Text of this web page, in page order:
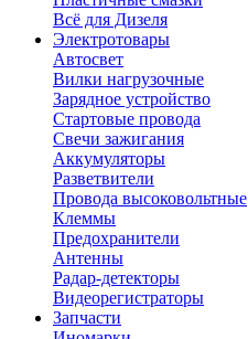
Всё для Дизеля
Электротовары
Автосвет
Вилки нагрузочные
Зарядное устройство
Стартовые провода
Свечи зажигания
Аккумуляторы
Разветвители
Провода высоковольтные
Клеммы
Предохранители
Антенны
Радар-детекторы
Видеорегистраторы
Запчасти